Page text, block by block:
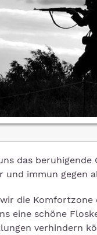
das
und immun gegen
die
eine schöne
verhindern